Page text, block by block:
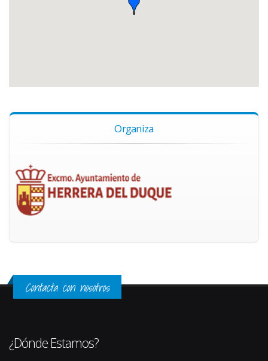
Organiza
Contacta con nosotros
¿Dónde Estamos?